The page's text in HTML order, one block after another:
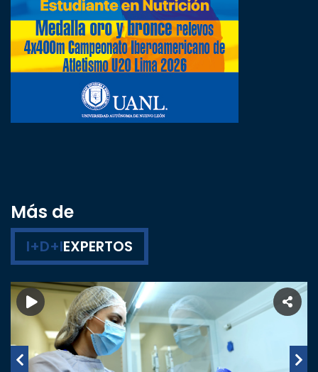
Más de
I+D+IEXPERTOS